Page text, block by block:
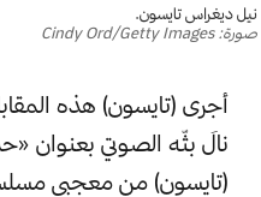
نيل ديغراس تايسون.
صورة: Cindy Ord/Getty Images
أجرى (تايسون) هذه
نالَ بثّه الصوتي بعنوان
(تايسون) من معجبي